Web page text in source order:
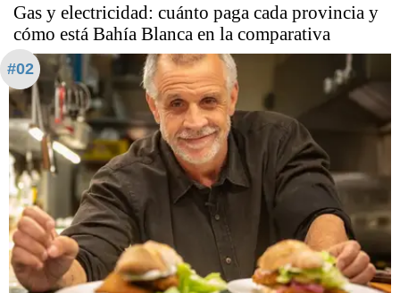
Gas y electricidad: cuánto paga cada provincia y
cómo está Bahía Blanca en la comparativa
#02